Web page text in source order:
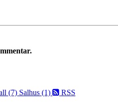
(7) Salhus (1) RSS